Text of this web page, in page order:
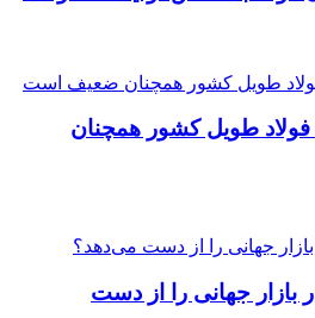
طویل کشور همچنان
بازار جهانی را از دست